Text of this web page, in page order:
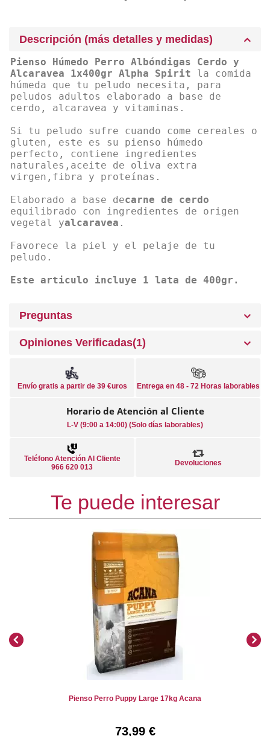
Descripción (más detalles y medidas)
Pienso Húmedo Perro Albóndigas Cerdo y
Alcaravea 1x400gr Alpha Spirit la comida
húmeda que tu peludo necesita, para
peludos adultos elaborado a base de
cerdo, alcaravea y vitaminas.
Si tu peludo sufre cuando come cereales o
gluten, este es su pienso húmedo
perfecto, contiene ingredientes
naturales,aceite de oliva extra
virgen,fibra y proteínas.
Elaborado a base decarne de cerdo
equilibrado con ingredientes de origen
vegetal yalcaravea .
Favorece la piel y el pelaje de tu
peludo.
Este articulo incluye 1 lata de 400gr.
Preguntas
Opiniones Verificadas(1)
Envío gratis a partir de 39 €uros Entrega en 48 - 72 Horas laborables
Horario de Atención al Cliente
L-V (9:00 a 14:00) (Solo días laborables)
Teléfono Atención Al Cliente
966 620 013
Devoluciones
Te puede interesar
Pienso Perro Puppy Large 17kg Acana
73,99 €